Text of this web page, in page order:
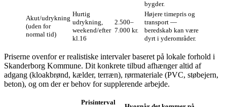
bygder.
Akut/udrykning
(uden for
normal tid)
Hurtig
udrykning,
weekend/efter
kl.16
2.500–
7.000 kr.
Højere timepris og
transport —
beredskab kan være
dyrt i yderområder.
Priserne ovenfor er realistiske intervaler baseret på lokale forhold i
Skanderborg Kommune. Dit konkrete tilbud afhænger altid af
adgang (kloakbrønd, kælder, terræn), rørmateriale (PVC, støbejern,
beton), og om der er behov for supplerende arbejde.
Prisinterval